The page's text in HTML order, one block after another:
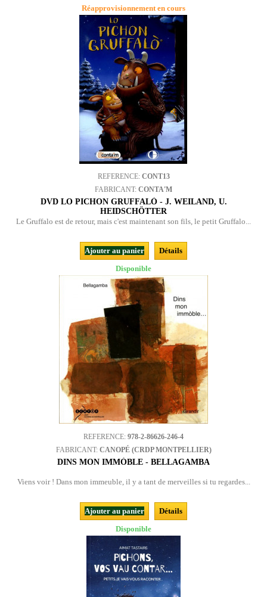
Réapprovisionnement en cours
REFERENCE: CONT13
FABRICANT: CONTA'M
DVD LO PICHON GRUFFALÒ - J. WEILAND, U.
HEIDSCHÖTTER
Le Gruffalo est de retour, mais c'est maintenant son fils, le petit Gruffalo...
Ajouter au panier
Détails
Disponible
REFERENCE: 978-2-86626-246-4
FABRICANT: CANOPÉ (CRDP MONTPELLIER)
DINS MON IMMÒBLE - BELLAGAMBA
Viens voir ! Dans mon immeuble, il y a tant de merveilles si tu regardes...
Ajouter au panier
Détails
Disponible